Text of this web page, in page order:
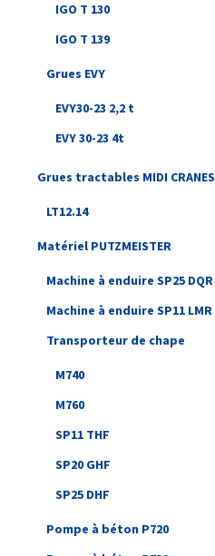
IGO T 130
IGO T 139
Grues EVY
EVY30-23 2,2 t
EVY 30-23 4t
Grues tractables MIDI CRANES
LT12.14
Matériel PUTZMEISTER
Machine à enduire SP25 DQR
Machine à enduire SP11 LMR
Transporteur de chape
M740
M760
SP11 THF
SP20 GHF
SP25 DHF
Pompe à béton P720